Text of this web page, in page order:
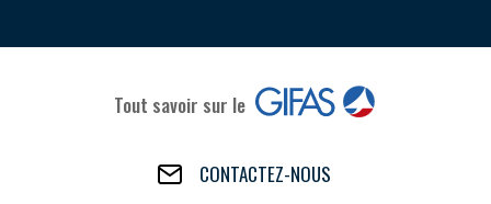
Tout savoir sur le
CONTACTEZ-NOUS